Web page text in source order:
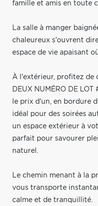
famille et amis en toute
La salle à manger
chaleureux s'ouvrent
espace de vie apaisant
À l'extérieur, profitez de
DEUX NUMÉRO DE LOT
le prix d'un, en bordure
idéal pour des soirées
un espace extérieur à
parfait pour savourer
naturel.
Le chemin menant à la
vous transporte
calme et de tranquillité.